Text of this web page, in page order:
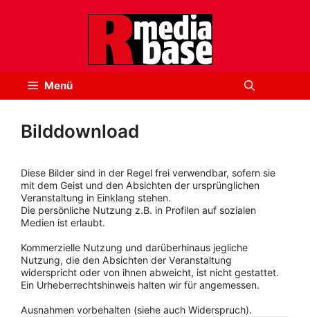
Menü
Bilddownload
Diese Bilder sind in der Regel frei verwendbar, sofern sie
mit dem Geist und den Absichten der ursprünglichen
Veranstaltung in Einklang stehen.
Die persönliche Nutzung z.B. in Profilen auf sozialen
Medien ist erlaubt.
Kommerzielle Nutzung und darüberhinaus jegliche
Nutzung, die den Absichten der Veranstaltung
widerspricht oder von ihnen abweicht, ist nicht gestattet.
Ein Urheberrechtshinweis halten wir für angemessen.
Ausnahmen vorbehalten (siehe auch Widerspruch).